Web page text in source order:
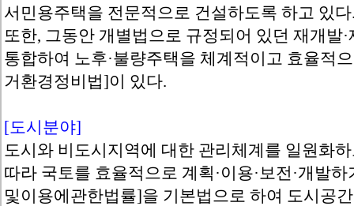
서민용주택을 전문적으로 건설하도록 하고 있
또한, 그동안 개별법으로 규정되어 있던 재개발
통합하여 노후·불량주택을 체계적이고 효율적
거환경정비법]이 있다.
[도시분야]
도시와 비도시지역에 대한 관리체계를 일원화
따라 국토를 효율적으로 계획·이용·보전·개발
및이용에관한법률]을 기본법으로 하여 도시공